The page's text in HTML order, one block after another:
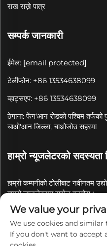
राख राख्ने पात्र
सम्पर्क जानकारी
ईमेल: [email protected]
टेलीफोन: +86 13534638099
व्हाट्सएप: +86 13534638099
ठेगाना: फेंग'आन रोडको पश्चिम
चाओ'आन जिल्ला, चाओजोउ सहरमा
हाम्रो न्यूजलेटरको सदस्यता
हाम्रो कम्पनीको टोलीबाट नवीनतम
हाम्रो न्यूजलेटरमा सामेल हुनुहोस्।
We value your
We use cookies and
If you don't want to accept